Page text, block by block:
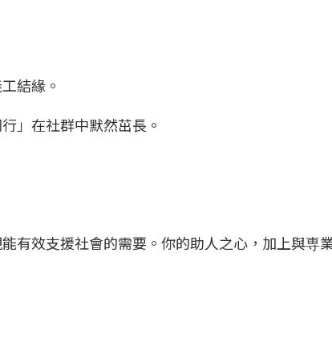
結緣。
」在社群中默然茁長。
有效支援社會的需要。你的助人之心，加上與専